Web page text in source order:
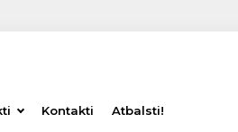
Kontakti Atbalsti!